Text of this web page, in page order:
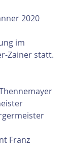
2020
im
Zainer statt.
Franz